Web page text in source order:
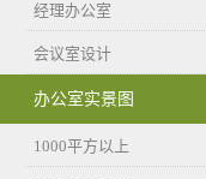
经理办公室
会议室设计
办公室实景图
1000平方以上